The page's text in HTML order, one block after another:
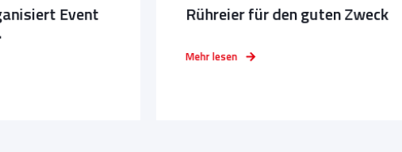
Event Rühreier für den guten Zweck
Mehr lesen